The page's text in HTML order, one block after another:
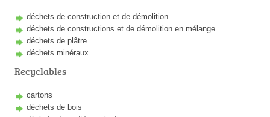
déchets de construction et de démolition
déchets de constructions et de démolition en mélange
déchets de plâtre
déchets minéraux
Recyclables
cartons
déchets de bois